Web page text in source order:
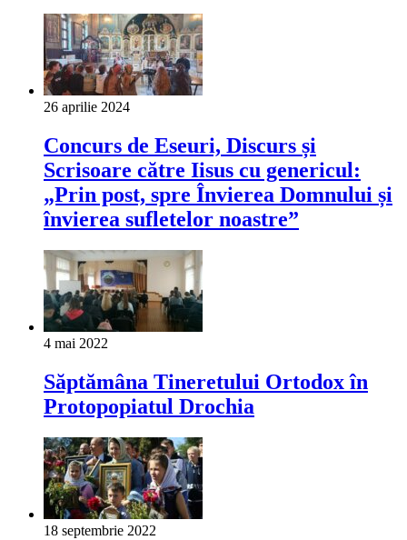
26 aprilie 2024
Concurs de Eseuri, Discurs și
Scrisoare către Iisus cu genericul:
„Prin post, spre Învierea Domnului și
învierea sufletelor noastre”
4 mai 2022
Săptămâna Tineretului Ortodox în
Protopopiatul Drochia
18 septembrie 2022